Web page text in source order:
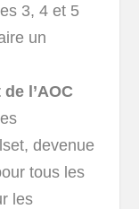
3, 4 et 5
un
l’AOC
devenue
tous les
les